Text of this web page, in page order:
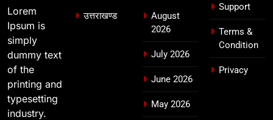
Lorem
Ipsum is
simply
dummy text
of the
printing and
typesetting
industry.
उत्तराखण्ड
August
2026
July 2026
June 2026
May 2026
Support
Terms &
Condition
Privacy